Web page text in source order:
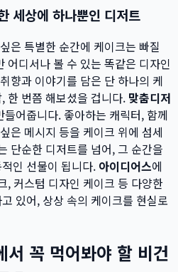
세상에 하나뿐인 디저트
은 특별한 순간에 케이크는 빠질
어디서나 볼 수 있는 똑같은 디자인
향과 이야기를 담은 단 하나의 케
한 번쯤 해보셨을 겁니다. 맞춤디저
어줍니다. 좋아하는 캐릭터, 함께
은 메시지 등을 케이크 위에 섬세
단순한 디저트를 넘어, 그 순간을
인 선물이 됩니다. 아이디어스에
, 커스텀 디자인 케이크 등 다양한
있어, 상상 속의 케이크를 현실로
꼭 먹어봐야 할 비건